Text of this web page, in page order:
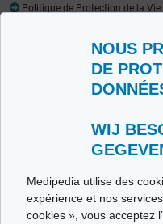
NOUS
DE
WIJ
Medipedia utilise des
expérience et nos
cookies », vous acceptez
Politique de Protection de la Vie
Toutes les thématiques
Ce site